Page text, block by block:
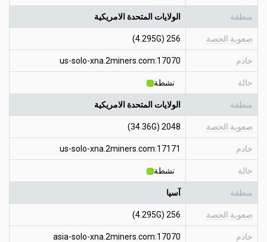
منطقة الولايات المتحدة الامريكية
صعوبة الحصة 256 (4.295G)
خادم us-solo-xna.2miners.com:17070
حالة نشطة
منطقة الولايات المتحدة الامريكية
صعوبة الحصة 2048 (34.36G)
خادم us-solo-xna.2miners.com:17171
حالة نشطة
منطقة آسيا
صعوبة الحصة 256 (4.295G)
خادم asia-solo-xna.2miners.com:17070